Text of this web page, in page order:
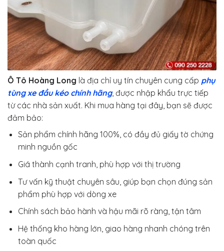
Ô Tô Hoàng Long là địa chỉ uy tín chuyên cung cấp phụ
tùng xe đầu kéo chính hãng, được nhập khẩu trực tiếp
từ các nhà sản xuất. Khi mua hàng tại đây, bạn sẽ được
đảm bảo:
Sản phẩm chính hãng 100%, có đầy đủ giấy tờ chứng
minh nguồn gốc
Giá thành cạnh tranh, phù hợp với thị trường
Tư vấn kỹ thuật chuyên sâu, giúp bạn chọn đúng sản
phẩm phù hợp với dòng xe
Chính sách bảo hành và hậu mãi rõ ràng, tận tâm
Hệ thống kho hàng lớn, giao hàng nhanh chóng trên
toàn quốc